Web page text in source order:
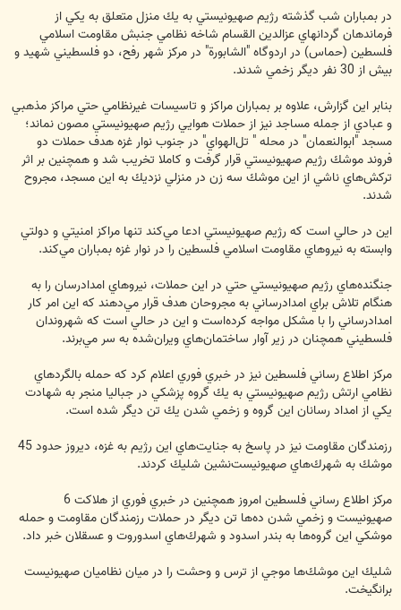
در بمباران شب گذشته رژيم صهيونيستي به يك منزل متعلق به يكي از
فرماندهان گردانهاي عزالدين القسام شاخه نظامي جنبش مقاومت اسلامي
فلسطين (حماس) در اردوگاه "الشابورة" در مركز شهر رفح، دو فلسطيني شهيد و
بيش از 30 نفر ديگر زخمي شدند.
بنابر اين گزارش، علاوه بر بمباران مراكز و تاسيسات غيرنظامي حتي مراكز مذهبي
و عبادي از جمله مساجد نيز از حملات هوايي رژيم صهيونيستي مصون نماند؛
مسجد "ابوالنعمان" در محله " تل‌الهواي" در جنوب نوار غزه هدف حملات دو
فروند موشك رژيم صهيونيستي قرار گرفت و كاملا تخريب شد و همچنين بر اثر
تركش‌هاي ناشي از اين موشك سه زن در منزلي نزديك به اين مسجد، مجروح
شدند.
اين در حالي است كه رژيم صهيونيستي ادعا مي‌كند تنها مراكز امنيتي و دولتي
وابسته به نيروهاي مقاومت اسلامي فلسطين را در نوار غزه بمباران مي‌كند.
جنگنده‌هاي رژيم صهيونيستي حتي در اين حملات، نيروهاي امداد‌رسان را به
هنگام تلاش براي امدادرساني به مجروحان هدف قرار مي‌دهند كه اين امر كار
امدادرساني را با مشكل مواجه كرده‌است و اين در حالي است كه شهروندان
فلسطيني همچنان در زير آوار ساختمان‌هاي ويران‌شده به سر مي‌برند.
مركز اطلاع رساني فلسطين نيز در خبري فوري اعلام كرد كه حمله بالگردهاي
نظامي ارتش رژيم صهيونيستي به يك گروه پزشكي در جباليا منجر به شهادت
يكي از امداد رسانان اين گروه و زخمي شدن يك تن ديگر شده است.
رزمندگان مقاومت نيز در پاسخ به جنايت‌هاي اين رژيم به غزه، ديروز حدود 45
موشك به شهرك‌هاي صهيونيست‌نشين شليك كردند.
مركز اطلاع رساني فلسطين امروز همچنين در خبري فوري از هلاكت 6
صهيونيست و زخمي شدن ده‌ها تن ديگر در حملات رزمندگان مقاومت و حمله
موشكي اين گروه‌ها به بندر اسدود و شهرك‌هاي اسدوروت و عسقلان خبر داد.
شليك اين موشك‌ها موجي از ترس و وحشت را در ميان نظاميان صهيونيست
برانگيخت.